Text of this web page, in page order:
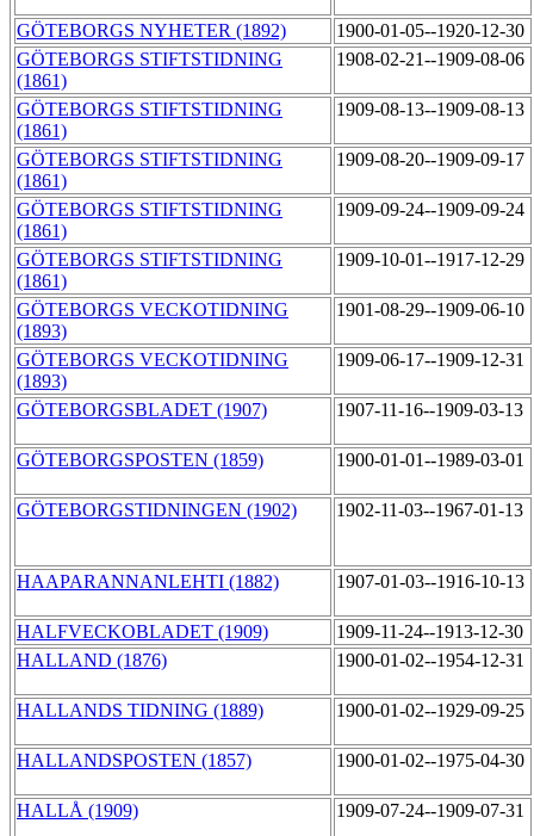
GÖTEBORGS NYHETER (1892)
1900-01-05--1920-12-30
GÖTEBORGS STIFTSTIDNING
(1861)
1908-02-21--1909-08-06
GÖTEBORGS STIFTSTIDNING
(1861)
1909-08-13--1909-08-13
GÖTEBORGS STIFTSTIDNING
(1861)
1909-08-20--1909-09-17
GÖTEBORGS STIFTSTIDNING
(1861)
1909-09-24--1909-09-24
GÖTEBORGS STIFTSTIDNING
(1861)
1909-10-01--1917-12-29
GÖTEBORGS VECKOTIDNING
(1893)
1901-08-29--1909-06-10
GÖTEBORGS VECKOTIDNING
(1893)
1909-06-17--1909-12-31
GÖTEBORGSBLADET (1907) 1907-11-16--1909-03-13
GÖTEBORGSPOSTEN (1859) 1900-01-01--1989-03-01
GÖTEBORGSTIDNINGEN (1902) 1902-11-03--1967-01-13
HAAPARANNANLEHTI (1882) 1907-01-03--1916-10-13
HALFVECKOBLADET (1909)
1909-11-24--1913-12-30
HALLAND (1876)
1900-01-02--1954-12-31
HALLANDS TIDNING (1889) 1900-01-02--1929-09-25
HALLANDSPOSTEN (1857) 1900-01-02--1975-04-30
HALLÅ (1909) 1909-07-24--1909-07-31